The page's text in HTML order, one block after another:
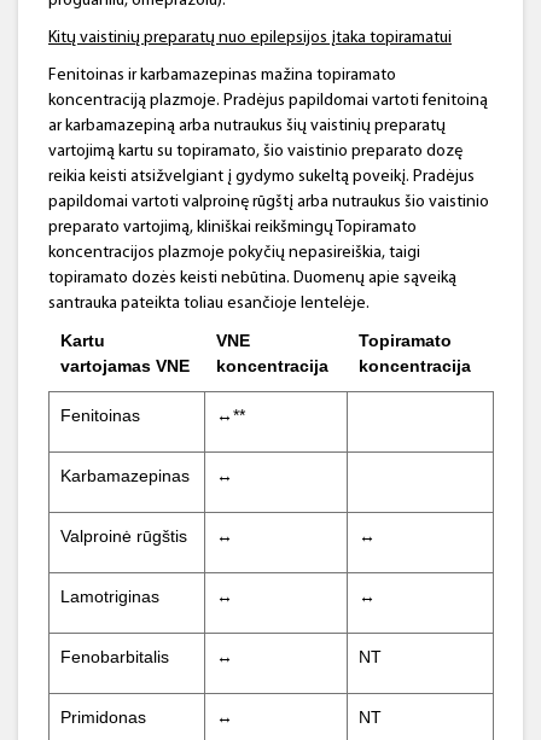
Kitų vaistinių preparatų nuo epilepsijos įtaka topiramatui
Fenitoinas ir karbamazepinas mažina topiramato
koncentraciją plazmoje. Pradėjus papildomai vartoti fenitoiną
ar karbamazepiną arba nutraukus šių vaistinių preparatų
vartojimą kartu su topiramato, šio vaistinio preparato dozę
reikia keisti atsižvelgiant į gydymo sukeltą poveikį. Pradėjus
papildomai vartoti valproinę rūgštį arba nutraukus šio vaistinio
preparato vartojimą, kliniškai reikšmingų Topiramato
koncentracijos plazmoje pokyčių nepasireiškia, taigi
topiramato dozės keisti nebūtina. Duomenų apie sąveiką
santrauka pateikta toliau esančioje lentelėje.
Kartu
vartojamas VNE
VNE
koncentracija
Topiramato
koncentracija
Fenitoinas ↔**
Karbamazepinas ↔
Valproinė rūgštis ↔ ↔
Lamotriginas ↔ ↔
Fenobarbitalis ↔ NT
Primidonas ↔ NT